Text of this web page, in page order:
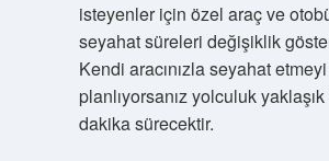
isteyenler için özel araç ve
seyahat süreleri değişiklik
Kendi aracınızla seyahat etmeyi
planlıyorsanız yolculuk
dakika sürecektir.